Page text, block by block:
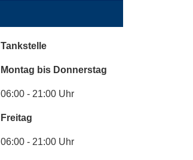
Tankstelle
Montag bis Donnerstag
06:00 - 21:00 Uhr
Freitag
06:00 - 21:00 Uhr